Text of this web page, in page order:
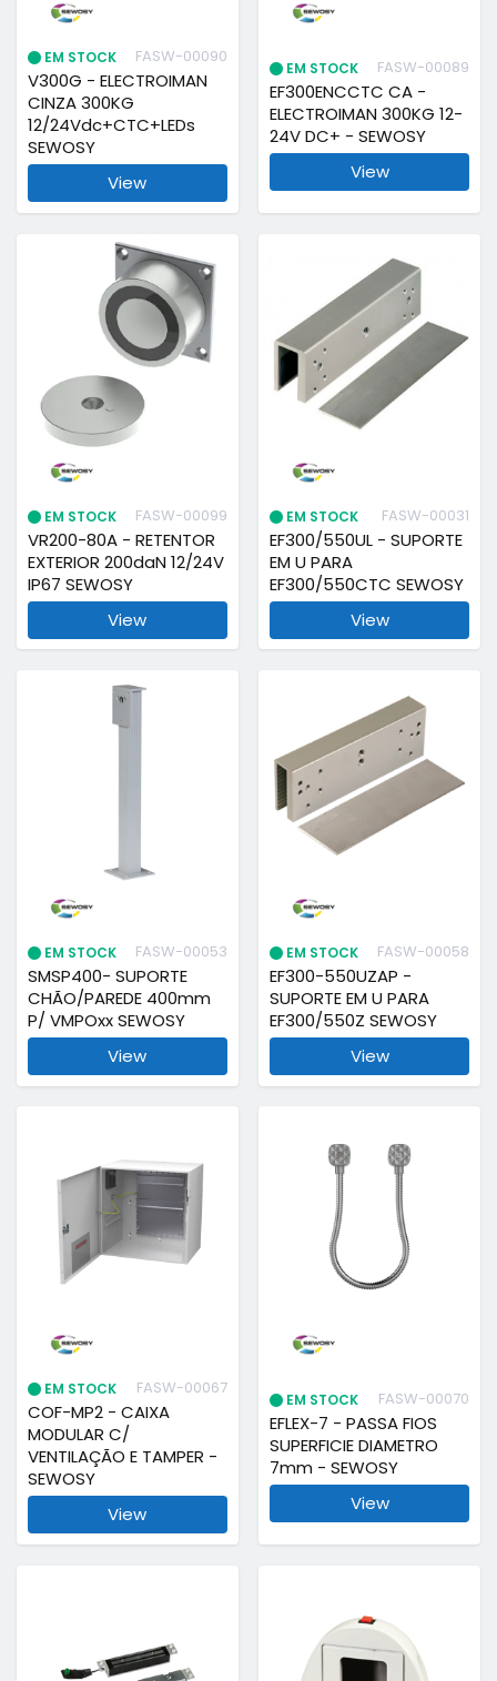
EM STOCK FASW-00090
V300G - ELECTROIMAN
CINZA 300KG
12/24Vdc+CTC+LEDs
SEWOSY
View
EM STOCK FASW-00089
EF300ENCCTC CA -
ELECTROIMAN 300KG 12-
24V DC+ - SEWOSY
View
EM STOCK FASW-00099
VR200-80A - RETENTOR
EXTERIOR 200daN 12/24V
IP67 SEWOSY
View
EM STOCK FASW-00031
EF300/550UL - SUPORTE
EM U PARA
EF300/550CTC SEWOSY
View
EM STOCK FASW-00053
SMSP400- SUPORTE
CHÃO/PAREDE 400mm
P/ VMPOxx SEWOSY
View
EM STOCK FASW-00058
EF300-550UZAP -
SUPORTE EM U PARA
EF300/550Z SEWOSY
View
EM STOCK FASW-00067
COF-MP2 - CAIXA
MODULAR C/
VENTILAÇÃO E TAMPER -
SEWOSY
View
EM STOCK FASW-00070
EFLEX-7 - PASSA FIOS
SUPERFICIE DIAMETRO
7mm - SEWOSY
View